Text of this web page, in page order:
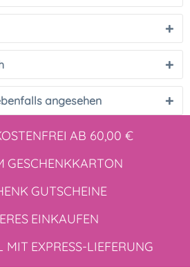
angesehen
AB 60,00 €
GESCHENKKARTON
GUTSCHEINE
EINKAUFEN
MIT EXPRESS-LIEFERUNG